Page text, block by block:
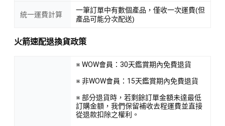
統一運費計算
一筆訂單中有數個產品，僅收一次運費(但
產品可能分次配送)
火箭速配退換貨政策
※ WOW會員：30天鑑賞期內免費退貨
※ 非WOW會員：15天鑑賞期內免費退貨
※ 部分退貨時，若剩餘訂單金額未達最低
訂購金額，我們保留補收去程運費並直接
從退款扣除之權利。